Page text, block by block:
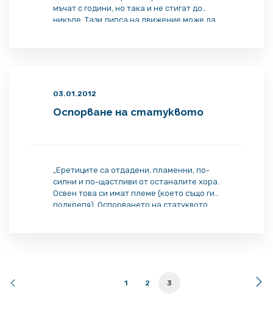
мъчат с години, но така и не стигат до
никъде. Тази липса на движение може да
03.01.2012
Оспорване на статуквото
„Еретиците са отдадени, пламенни, по-
силни и по-щастливи от останалите хора.
Освен това си имат племе (което също ги
подкрепя). Оспорването на статуквото
1 2 3